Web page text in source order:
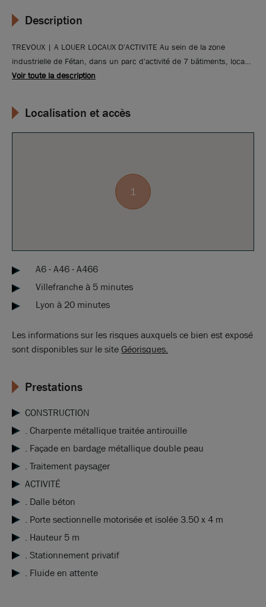
Description
TREVOUX | A LOUER LOCAUX D'ACTIVITE Au sein de la zone
industrielle de Fétan, dans un parc d'activité de 7 bâtiments, locaux
d'activité neufs disponibles à la location. Belle hauteur, porte
des accès autoroutiers (A6 A46 et A466)
Voir toute la description
Localisation et accès
1
A6 - A46 - A466
Villefranche à 5 minutes
Lyon à 20 minutes
Les informations sur les risques auxquels ce bien est exposé
sont disponibles sur le siteGéorisques.
Prestations
CONSTRUCTION
. Charpente métallique traitée antirouille
. Façade en bardage métallique double peau
. Traitement paysager
ACTIVITÉ
. Dalle béton
. Porte sectionnelle motorisée et isolée 3.50 x 4 m
. Hauteur 5 m
. Stationnement privatif
. Fluide en attente